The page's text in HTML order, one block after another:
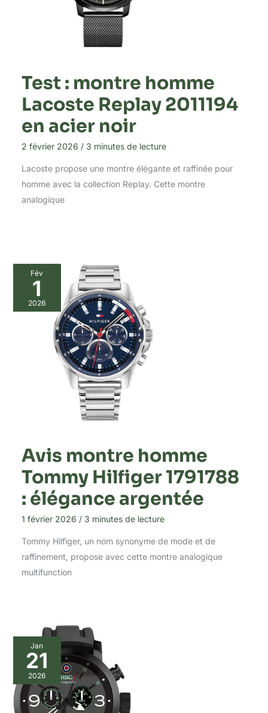
Test : montre homme
Lacoste Replay 2011194
en acier noir
2 février 2026 / 3 minutes de lecture
Lacoste propose une montre élégante et raffinée pour
homme avec la collection Replay. Cette montre
analogique
Fév
1
2026
Avis montre homme
Tommy Hilfiger 1791788
: élégance argentée
1 février 2026 / 3 minutes de lecture
Tommy Hilfiger, un nom synonyme de mode et de
raffinement, propose avec cette montre analogique
multifunction
Jan
21
2026